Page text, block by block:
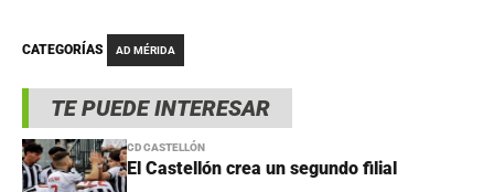
TE PUEDE INTERESAR
CD CASTELLÓN
El Castellón crea un segundo filial
CATEGORÍAS AD MÉRIDA